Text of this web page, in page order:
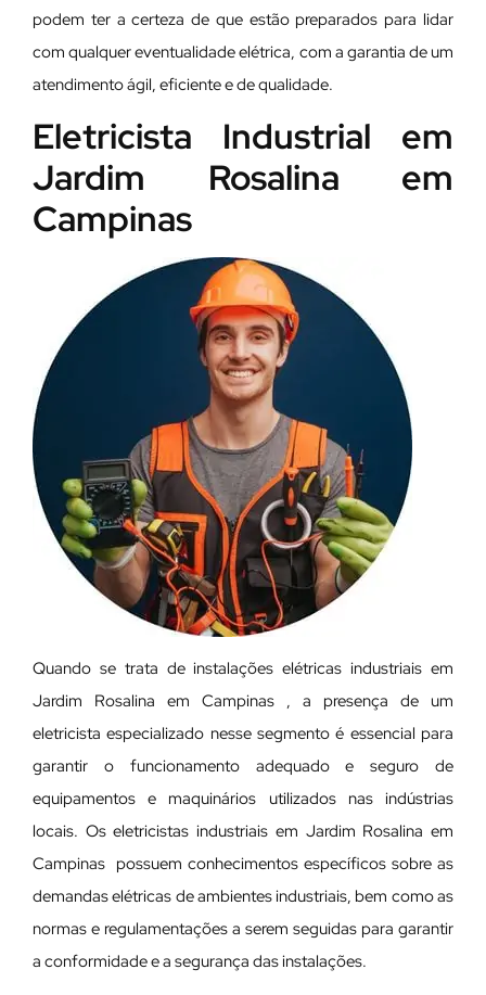
podem ter a certeza de que estão preparados para lidar
com qualquer eventualidade elétrica, com a garantia de um
atendimento ágil, eficiente e de qualidade.
Eletricista Industrial em
Jardim Rosalina em
Campinas
Quando se trata de instalações elétricas industriais em
Jardim Rosalina em Campinas , a presença de um
eletricista especializado nesse segmento é essencial para
garantir o funcionamento adequado e seguro de
equipamentos e maquinários utilizados nas indústrias
locais. Os eletricistas industriais em Jardim Rosalina em
Campinas possuem conhecimentos específicos sobre as
demandas elétricas de ambientes industriais, bem como as
normas e regulamentações a serem seguidas para garantir
a conformidade e a segurança das instalações.